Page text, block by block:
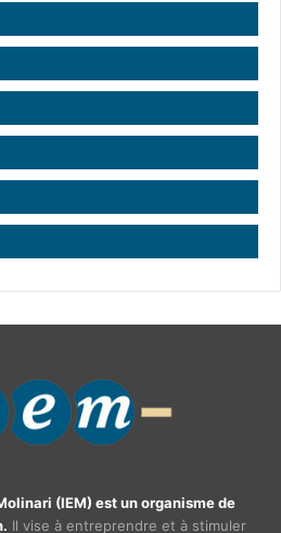
(IEM) est un organisme de
Il vise à entreprendre et à stimuler